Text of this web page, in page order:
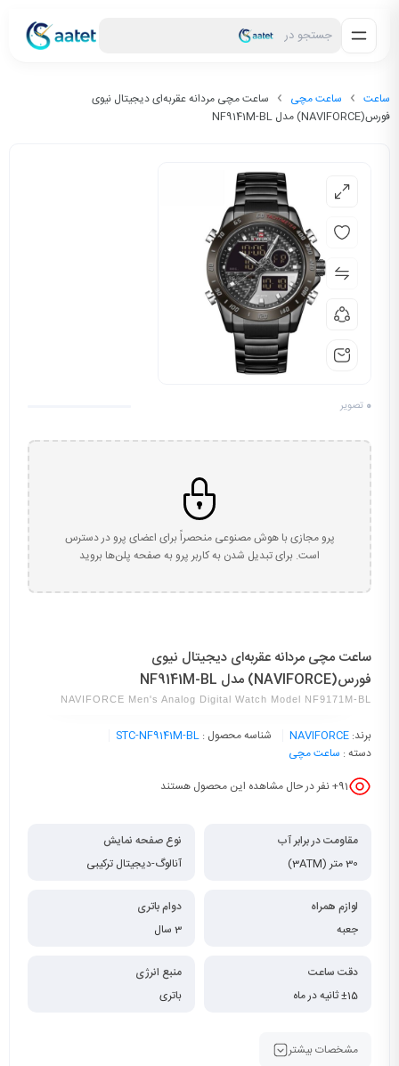
جستجو در
ساعت ساعت مچی
ساعت مچی مردانه عقربه‌ای دیجیتال نیوی
فورس(NAVIFORCE) مدل NF9141M-BL
0 تصویر
پرو مجازی با هوش مصنوعی منحصراً برای اعضای پرو در دسترس
است. برای تبدیل شدن به کاربر پرو به صفحه پلن‌ها بروید
ساعت مچی مردانه عقربه‌ای دیجیتال نیوی
فورس(NAVIFORCE) مدل NF9141M-BL
NAVIFORCE Men's Analog Digital Watch Model NF9171M-BL
برند: NAVIFORCE شناسه محصول : STC-NF9141M-BL
دسته : ساعت مچی
91+ نفر در حال مشاهده این محصول هستند
مقاومت در برابر آب
30 متر (3ATM)
نوع صفحه نمایش
آنالوگ-دیجیتال ترکیبی
لوازم همراه
جعبه
دوام باتری
3 سال
دقت ساعت
±15 ثانیه در ماه
منبع انرژی
باتری
مشخصات بیشتر